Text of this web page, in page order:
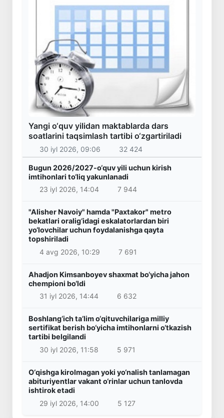
Yangi o‘quv yilidan maktablarda dars
soatlarini taqsimlash tartibi o‘zgartiriladi
30 iyl 2026, 09:06 32 424
Bugun 2026/2027-o‘quv yili uchun kirish
imtihonlari to‘liq yakunlanadi
23 iyl 2026, 14:04
7 944
"Alisher Navoiy" hamda "Paxtakor" metro
bekatlari oralig‘idagi eskalatorlardan biri
yo‘lovchilar uchun foydalanishga qayta
topshiriladi
4 avg 2026, 10:29
7 691
Ahadjon Kimsanboyev shaxmat bo‘yicha jahon
chempioni bo‘ldi
31 iyl 2026, 14:44
6 632
Boshlang‘ich ta’lim o‘qituvchilariga milliy
sertifikat berish bo‘yicha imtihonlarni o‘tkazish
tartibi belgilandi
30 iyl 2026, 11:58
5 971
O‘qishga kirolmagan yoki yo‘nalish tanlamagan
abituriyentlar vakant o‘rinlar uchun tanlovda
ishtirok etadi
29 iyl 2026, 14:00
5 127